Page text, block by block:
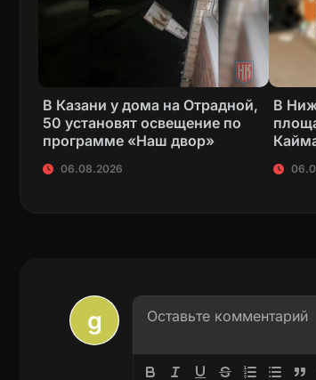
В Казани у дома на Отрадной,
50 установят освещение по
программе «Наш двор»
06.08.2026
В